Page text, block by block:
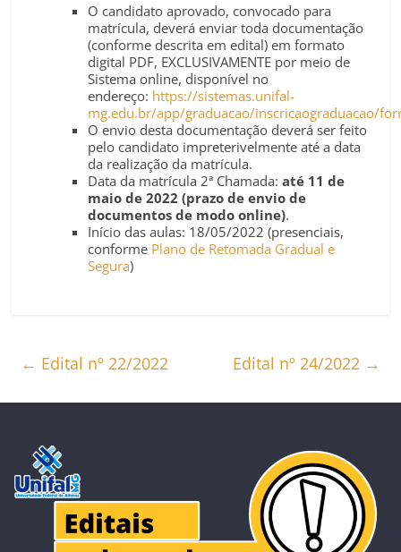
O candidato aprovado, convocado para
matrícula, deverá enviar toda documentação
(conforme descrita em edital) em formato
digital PDF, EXCLUSIVAMENTE por meio de
Sistema online, disponível no
endereço: https://sistemas.unifal-
mg.edu.br/app/graduacao/inscricaograduacao/
O envio desta documentação deverá ser feito
pelo candidato impreterivelmente até a data
da realização da matrícula.
Data da matrícula 2ª Chamada:até 11 de
maio de 2022 (prazo de envio de
documentos de modo online).
Início das aulas: 18/05/2022 (presenciais,
conforme Plano de Retomada Gradual e
Segura)
← Edital nº 22/2022 Edital nº 24/2022 →